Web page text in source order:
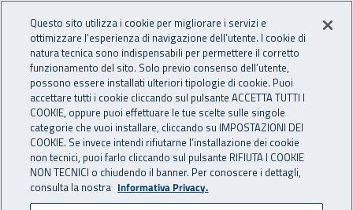
INAIL - Istituto Nazionale
Apri cerca
Navigazione principale
Navigazione - Ti trovi in:
Home Inail comunica News
16 dicembre 2024
Questo sito utilizza i cookie per migliorare i servizi e
ottimizzare l’esperienza di navigazione dell’utente. I cookie di
natura tecnica sono indispensabili per permettere il corretto
funzionamento del sito. Solo previo consenso dell’utente,
possono essere installati ulteriori tipologie di cookie. Puoi
accettare tutti i cookie cliccando sul pulsante ACCETTA TUTTI I
COOKIE, oppure puoi effettuare le tue scelte sulle singole
categorie che vuoi installare, cliccando su IMPOSTAZIONI DEI
COOKIE. Se invece intendi rifiutarne l’installazione dei cookie
non tecnici, puoi farlo cliccando sul pulsante RIFIUTA I COOKIE
NON TECNICI o chiudendo il banner. Per conoscere i dettagli,
consulta la nostra Informativa Privacy.